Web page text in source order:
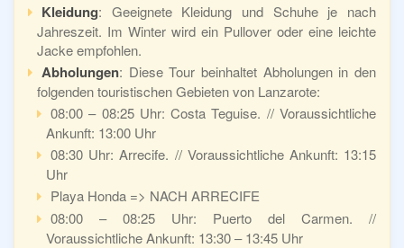
Kleidung: Geeignete Kleidung und Schuhe je nach
Jahreszeit. Im Winter wird ein Pullover oder eine leichte
Jacke empfohlen.
Abholungen: Diese Tour beinhaltet Abholungen in den
folgenden touristischen Gebieten von Lanzarote:
08:00 – 08:25 Uhr: Costa Teguise. // Voraussichtliche
Ankunft: 13:00 Uhr
08:30 Uhr: Arrecife. // Voraussichtliche Ankunft: 13:15
Uhr
Playa Honda => NACH ARRECIFE
08:00 – 08:25 Uhr: Puerto del Carmen. //
Voraussichtliche Ankunft: 13:30 – 13:45 Uhr